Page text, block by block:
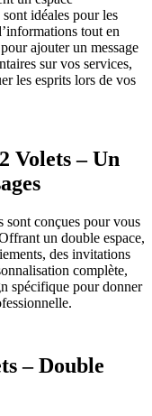
idéales pour les
tout en
ajouter un message
sur vos services,
les esprits lors de vos
Volets – Un
sont conçues pour vous
un double espace,
des invitations
complète,
spécifique pour donner
– Double